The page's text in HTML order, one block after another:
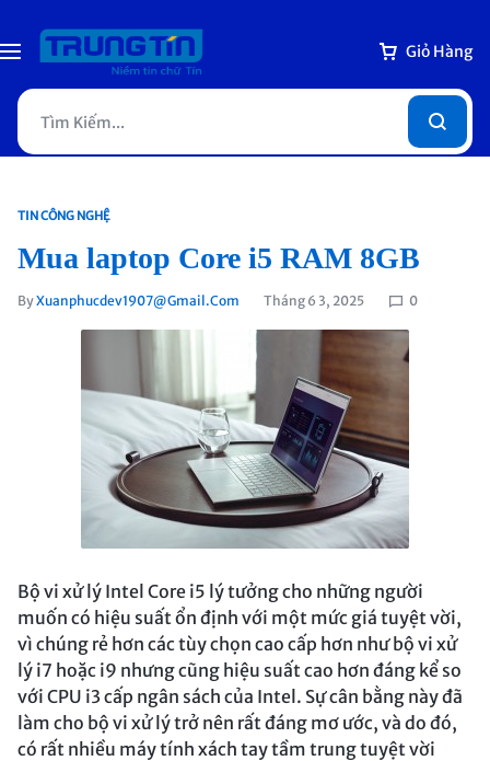
Giỏ Hàng
TIN CÔNG NGHỆ
Mua laptop Core i5 RAM 8GB
ByXuanphucdev1907@gmail.com Tháng 6 3, 2025 0
Bộ vi xử lý Intel Core i5 lý tưởng cho những người
muốn có hiệu suất ổn định với một mức giá tuyệt vời,
vì chúng rẻ hơn các tùy chọn cao cấp hơn như bộ vi xử
lý i7 hoặc i9 nhưng cũng hiệu suất cao hơn đáng kể so
với CPU i3 cấp ngân sách của Intel. Sự cân bằng này đã
làm cho bộ vi xử lý trở nên rất đáng mơ ước, và do đó,
có rất nhiều máy tính xách tay tầm trung tuyệt vời